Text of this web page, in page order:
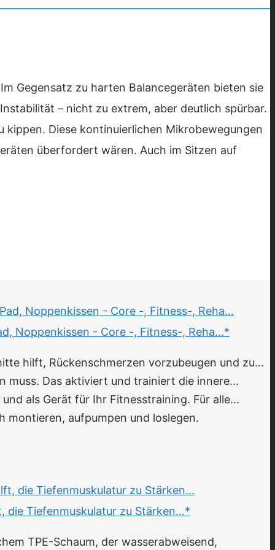
Gegensatz zu harten Balancegeräten bieten sie
– nicht zu extrem, aber deutlich spürbar.
kippen. Diese kontinuierlichen Mikrobewegungen
überfordert wären. Auch im Sitzen auf
Noppenkissen - Core -, Fitness-, Reha...*
hilft, Rückenschmerzen vorzubeugen und zu...
muss. Das aktiviert und trainiert die innere...
als Gerät für Ihr Fitnesstraining. Für alle...
montieren, aufpumpen und loslegen.
die Tiefenmuskulatur zu Stärken...*
TPE-Schaum, der wasserabweisend,